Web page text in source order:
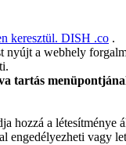
keresztül. DISH .co .
nyújt a webhely
tartás
hozzá a
engedélyezheti vagy